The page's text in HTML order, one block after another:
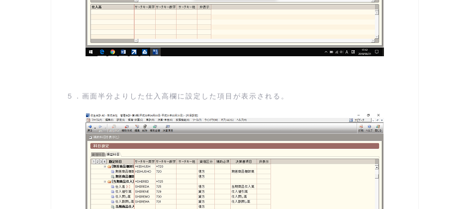
５．画面半分よりした仕入高欄に設定した項目が表示される。